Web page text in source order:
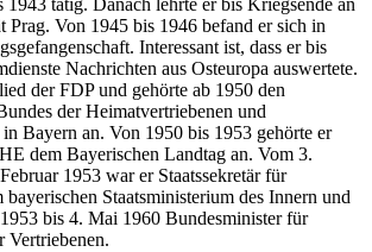
1943 tätig. Danach lehrte er bis Kriegsende an
Prag. Von 1945 bis 1946 befand er sich in
Interessant ist, dass er bis
Nachrichten aus Osteuropa auswertete.
der FDP und gehörte ab 1950 den
der Heimatvertriebenen und
Bayern an. Von 1950 bis 1953 gehörte er
dem Bayerischen Landtag an. Vom 3.
1953 war er Staatssekretär für
Staatsministerium des Innern und
bis 4. Mai 1960 Bundesminister für
Vertriebenen.